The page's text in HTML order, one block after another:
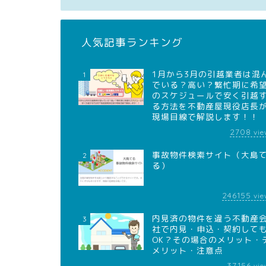
人気記事ランキング
1
1月から3月の引越業者は混
でいる？高い？繁忙期に希望
のスケジュールで安く引越す
る方法を不動産屋現役店長が
現場目線で解説します！！
2708
2
事故物件検索サイト（大島て
る）
246155
3
内見済の物件を違う不動産会
社で内見・申込・契約しても
OK？その場合のメリット・
メリット・注意点